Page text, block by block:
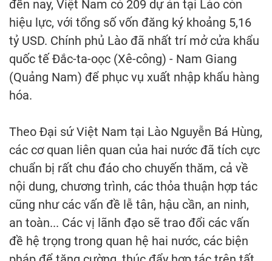
đến nay, Việt Nam có 209 dự án tại Lào còn
hiệu lực, với tổng số vốn đăng ký khoảng 5,16
tỷ USD. Chính phủ Lào đã nhất trí mở cửa khẩu
quốc tế Đắc-ta-oọc (Xê-công) - Nam Giang
(Quảng Nam) để phục vụ xuất nhập khẩu hàng
hóa.
Theo Đại sứ Việt Nam tại Lào Nguyễn Bá Hùng,
các cơ quan liên quan của hai nước đã tích cực
chuẩn bị rất chu đáo cho chuyến thăm, cả về
nội dung, chương trình, các thỏa thuận hợp tác
cũng như các vấn đề lễ tân, hậu cần, an ninh,
an toàn... Các vị lãnh đạo sẽ trao đổi các vấn
đề hệ trọng trong quan hệ hai nước, các biện